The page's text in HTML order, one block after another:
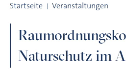
Startseite Veranstaltungen
Naturschutz im